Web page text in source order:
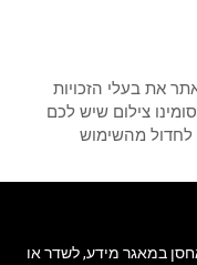
את בעלי הזכויות
צילום שיש לכם
לחדול מהשימוש
במאגר מידע, לשדר או